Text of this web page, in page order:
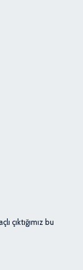
çıktığımız bu